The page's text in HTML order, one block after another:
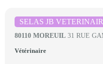
SELAS JB
80110 MOREUIL 31 RUE
Vétérinaire